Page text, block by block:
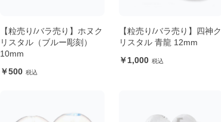
【粒売り/バラ売り】ホヌク
リスタル（ブルー彫刻）
10mm
500
【粒売り/バラ売り】四神ク
リスタル 青龍 12mm
1,000